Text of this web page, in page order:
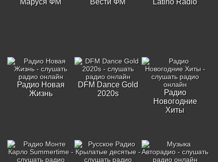
Маруся ФМ Вести ФМ Latino Radio
Радио Новая
Жизнь
DFM Dance Gold
2020s
Радио
Новогодние
Хиты